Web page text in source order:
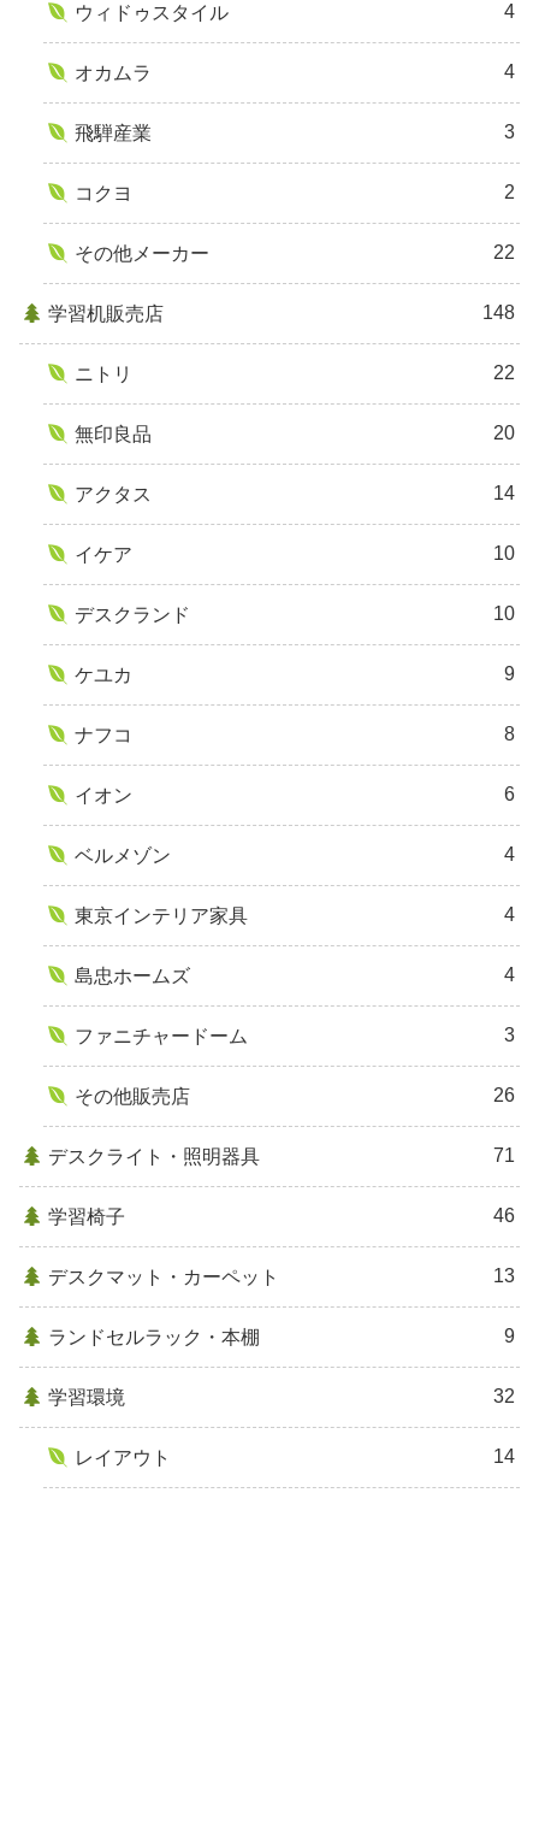
ウィドゥスタイル 4
オカムラ 4
飛騨産業 3
コクヨ 2
その他メーカー 22
学習机販売店 148
ニトリ 22
無印良品 20
アクタス 14
イケア 10
デスクランド 10
ケユカ 9
ナフコ 8
イオン 6
ベルメゾン 4
東京インテリア家具 4
島忠ホームズ 4
ファニチャードーム 3
その他販売店 26
デスクライト・照明器具 71
学習椅子 46
デスクマット・カーペット 13
ランドセルラック・本棚 9
学習環境 32
レイアウト 14